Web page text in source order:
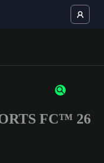
o numeri.FC™ 26